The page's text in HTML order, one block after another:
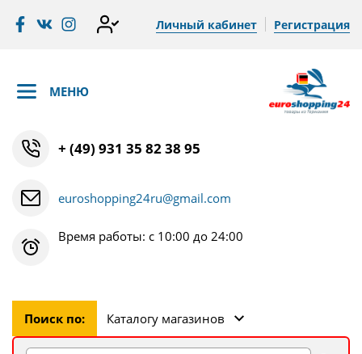
Личный кабинет Регистрация
МЕНЮ
+ (49) 931 35 82 38 95
euroshopping24ru@gmail.com
Время работы: с 10:00 до 24:00
Поиск по: Каталогу магазинов